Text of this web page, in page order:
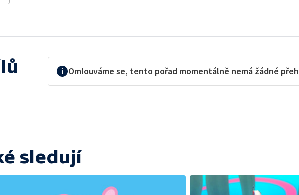
Omlouváme se, tento pořad momentálně nemá žádné
sledují